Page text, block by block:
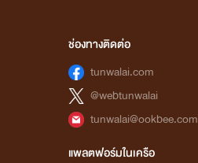
ช่องทางติดต่อ
tunwalai.com
@webtunwalai
tunwalai@ookbee.com
แพลตฟอร์มในเครือ